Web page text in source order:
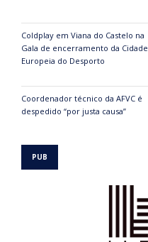
Coldplay em Viana do Castelo na
Gala de encerramento da Cidade
Europeia do Desporto
Coordenador técnico da AFVC é
despedido “por justa causa”